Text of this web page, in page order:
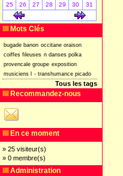
25
26 27 28 29 30 31
Mots Clés
bugade banon occitane oraison
coiffes fileuses n danses polka
provencale groupe exposition
musiciens
- transhumance picado
Tous les tags
Recommandez-nous
En ce moment
» 25 visiteur(s)
» 0 membre(s)
Administration